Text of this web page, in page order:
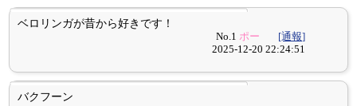
ベロリンガが昔から好きです！
No.1ポー
[通報]
2025-12-20 22:24:51
バクフーン